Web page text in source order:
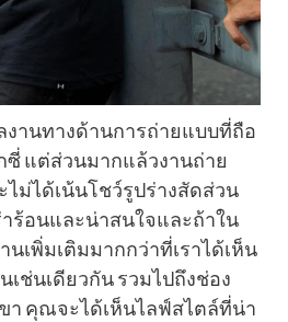
งานทางด้านการถ่ายแบบที่ถือ
ซี่ แต่ส่วนมากแล้วงานถ่าย
ไม่ได้เน้นโชว์รูปร่างสัดส่วน
ร้อนและน่าสนใจและถ้าใน
นเพิ่มเติมมากกว่าที่เราได้เห็น
ช่นเดียวกัน รวมไปถึงช่อง
า คุณจะได้เห็นไลฟ์สไตล์ที่น่า